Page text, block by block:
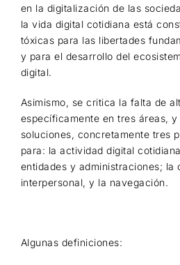
en la digitalización de las
la vida digital cotidiana está
tóxicas para las libertades
y para el desarrollo del
digital.
Asimismo, se critica la falta de
específicamente en tres áreas, y
soluciones, concretamente tres
para: la actividad digital
entidades y administraciones; la
interpersonal, y la navegación.
Algunas definiciones: